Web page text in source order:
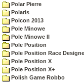
Polar Pierre
Polaris
Polcon 2013
Pole Minowe
Pole Minowe II
Pole Position
Pole Position Race
Pole Position X
Pole Position X+
Polish Game Robbo